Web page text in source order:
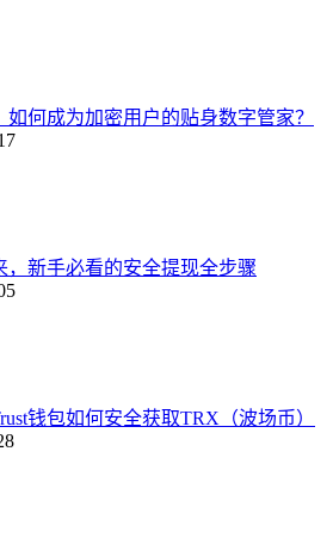
如何成为加密用户的贴身数字管家？
，新手必看的安全提现全步骤
钱包如何安全获取TRX（波场币）